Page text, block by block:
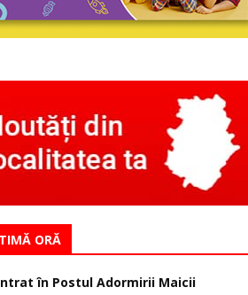
ORĂ
în Postul Adormirii Maicii